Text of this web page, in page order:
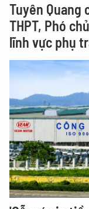
Tuyên
THPT, Phó
lĩnh vực phụ